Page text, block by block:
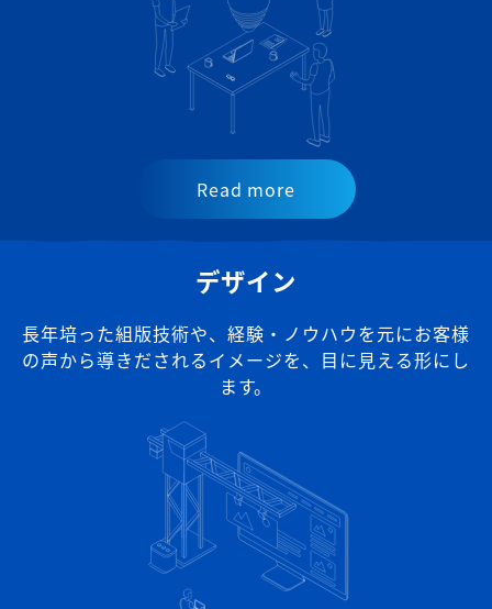
Read more
デザイン
長年培った組版技術や、経験・ノウハウを元にお客様
の声から導きだされるイメージを、目に見える形にし
ます。